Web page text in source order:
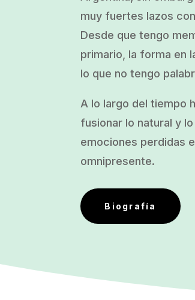
muy fuertes lazos
Desde que tengo
primario, la forma en
lo que no tengo
A lo largo del tiempo
fusionar lo natural y
emociones perdidas
omnipresente.
Biografía